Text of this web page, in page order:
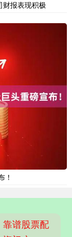
财报表现积极
！
靠谱股票配